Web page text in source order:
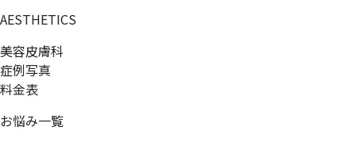
AESTHETICS
美容皮膚科
症例写真
料金表
お悩み一覧